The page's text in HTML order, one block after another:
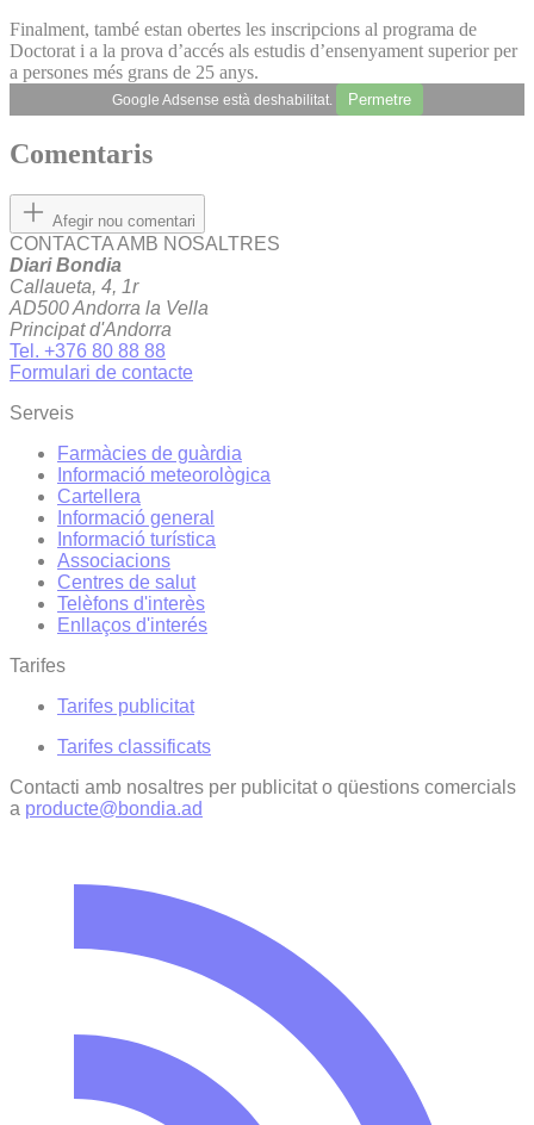
Finalment, també estan obertes les inscripcions al programa de
Doctorat i a la prova d’accés als estudis d’ensenyament superior per
a persones més grans de 25 anys.
Google Adsense està deshabilitat. Permetre
Comentaris
Afegir nou comentari
CONTACTA AMB NOSALTRES
Diari Bondia
Callaueta, 4, 1r
AD500 Andorra la Vella
Principat d'Andorra
Tel. +376 80 88 88
Formulari de contacte
Serveis
Farmàcies de guàrdia
Informació meteorològica
Cartellera
Informació general
Informació turística
Associacions
Centres de salut
Telèfons d'interès
Enllaços d'interés
Tarifes
Tarifes publicitat
Tarifes classificats
Contacti amb nosaltres per publicitat o qüestions comercials
a producte@bondia.ad